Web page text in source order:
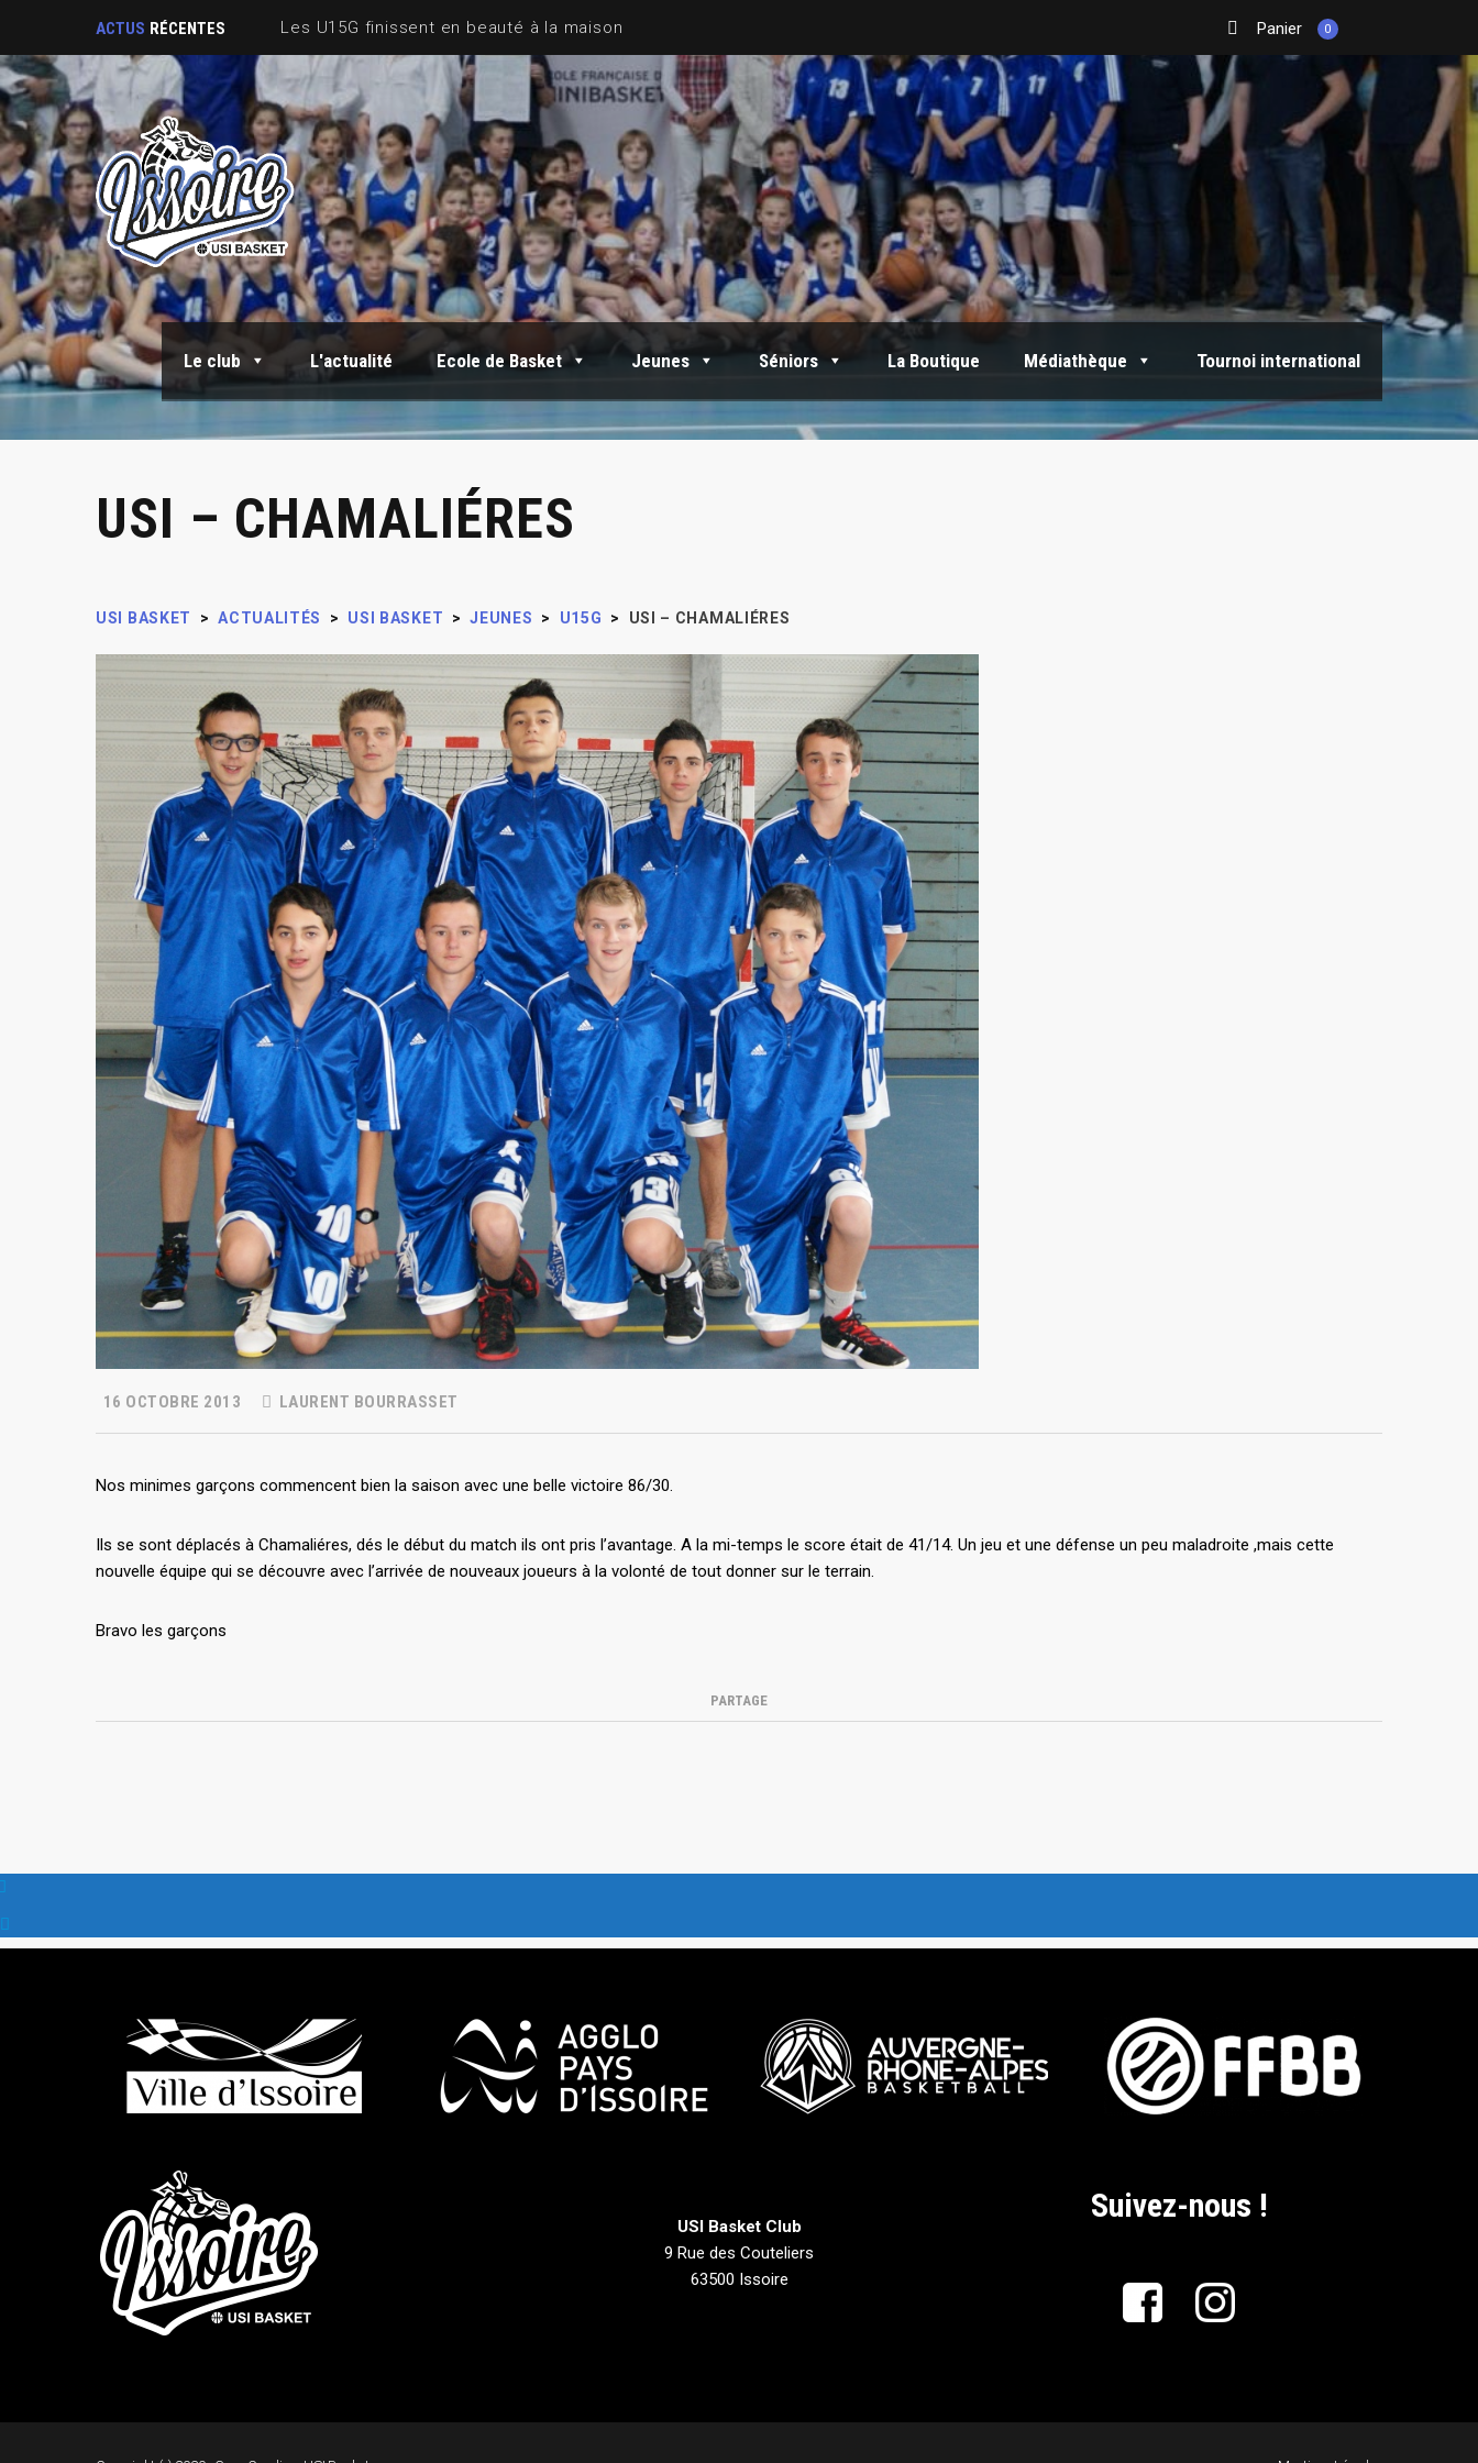
ACTUS RÉCENTES Panier 0
Le club L'actualité Ecole de Basket Jeunes Séniors La Boutique Médiathèque Tournoi international
USI – CHAMALIÉRES
USI BASKET > ACTUALITÉS > USI BASKET > JEUNES > U15G > USI – CHAMALIÉRES
16 OCTOBRE 2013 LAURENT BOURRASSET
Nos minimes garçons commencent bien la saison avec une belle victoire 86/30.
Ils se sont déplacés à Chamaliéres, dés le début du match ils ont pris l’avantage. A la mi-temps le score était de 41/14. Un jeu et une défense un peu maladroite ,mais cette
nouvelle équipe qui se découvre avec l’arrivée de nouveaux joueurs à la volonté de tout donner sur le terrain.
Bravo les garçons
PARTAGE
USI Basket Club
9 Rue des Couteliers
63500 Issoire
Suivez-nous !